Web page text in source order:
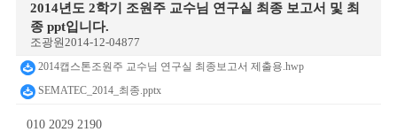
2014년도 2학기 조원주 교수님 연구실 최종 보고서 및 최
종 ppt입니다.
조광원2014-12-04877
2014캡스톤조원주 교수님 연구실 최종보고서 제출용.hwp
SEMATEC_2014_최종.pptx
010 2029 2190